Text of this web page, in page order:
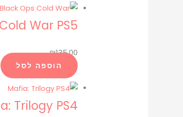
War PS5
₪135.00
הוספה לסל
Trilogy PS4